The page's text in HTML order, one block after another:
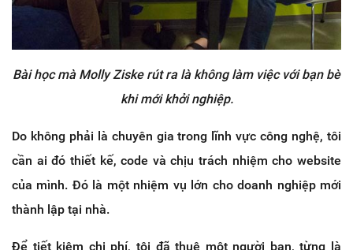
Bài học mà Molly Ziske rút ra là không làm việc với bạn bè
khi mới khởi nghiệp.
Do không phải là chuyên gia trong lĩnh vực công nghệ, tôi
cần ai đó thiết kế, code và chịu trách nhiệm cho website
của mình. Đó là một nhiệm vụ lớn cho doanh nghiệp mới
thành lập tại nhà.
Để tiết kiệm chi phí, tôi đã thuê một người bạn, từng là